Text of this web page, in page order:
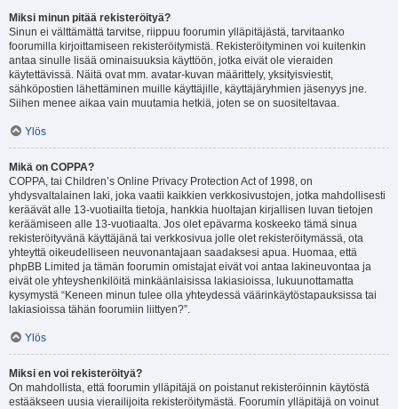
Miksi minun pitää rekisteröityä?
Sinun ei välttämättä tarvitse, riippuu foorumin ylläpitäjästä, tarvitaanko
foorumilla kirjoittamiseen rekisteröitymistä. Rekisteröityminen voi kuitenkin
antaa sinulle lisää ominaisuuksia käyttöön, jotka eivät ole vieraiden
käytettävissä. Näitä ovat mm. avatar-kuvan määrittely, yksityisviestit,
sähköpostien lähettäminen muille käyttäjille, käyttäjäryhmien jäsenyys jne.
Siihen menee aikaa vain muutamia hetkiä, joten se on suositeltavaa.
Ylös
Mikä on COPPA?
COPPA, tai Children’s Online Privacy Protection Act of 1998, on
yhdysvaltalainen laki, joka vaatii kaikkien verkkosivustojen, jotka mahdollisesti
keräävät alle 13-vuotiailta tietoja, hankkia huoltajan kirjallisen luvan tietojen
keräämiseen alle 13-vuotiaalta. Jos olet epävarma koskeeko tämä sinua
rekisteröityvänä käyttäjänä tai verkkosivua jolle olet rekisteröitymässä, ota
yhteyttä oikeudelliseen neuvonantajaan saadaksesi apua. Huomaa, että
phpBB Limited ja tämän foorumin omistajat eivät voi antaa lakineuvontaa ja
eivät ole yhteyshenkilöitä minkäänlaisissa lakiasioissa, lukuunottamatta
kysymystä “Keneen minun tulee olla yhteydessä väärinkäytöstapauksissa tai
lakiasioissa tähän foorumiin liittyen?”.
Ylös
Miksi en voi rekisteröityä?
On mahdollista, että foorumin ylläpitäjä on poistanut rekisteröinnin käytöstä
estääkseen uusia vierailijoita rekisteröitymästä. Foorumin ylläpitäjä on voinut